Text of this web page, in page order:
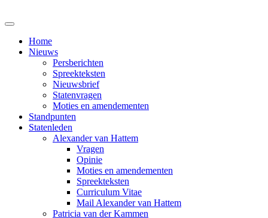
Home
Nieuws
Persberichten
Spreekteksten
Nieuwsbrief
Statenvragen
Moties en amendementen
Standpunten
Statenleden
Alexander van Hattem
Vragen
Opinie
Moties en amendementen
Spreekteksten
Curriculum Vitae
Mail Alexander van Hattem
Patricia van der Kammen